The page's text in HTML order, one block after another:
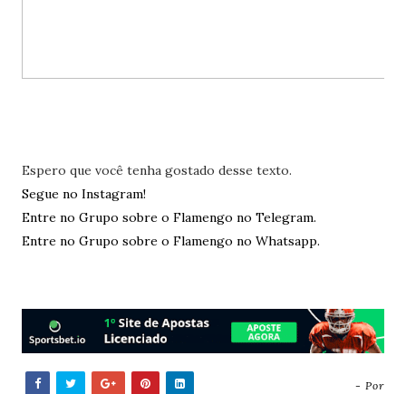
Espero que você tenha gostado desse texto.
Segue no Instagram!
Entre no Grupo sobre o Flamengo no Telegram.
Entre no Grupo sobre o Flamengo no Whatsapp.
- Por